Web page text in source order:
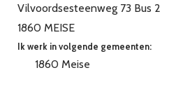
Vilvoordsesteenweg 73 Bus 2
1860 MEISE
Ik werk in volgende gemeenten:
1860 Meise